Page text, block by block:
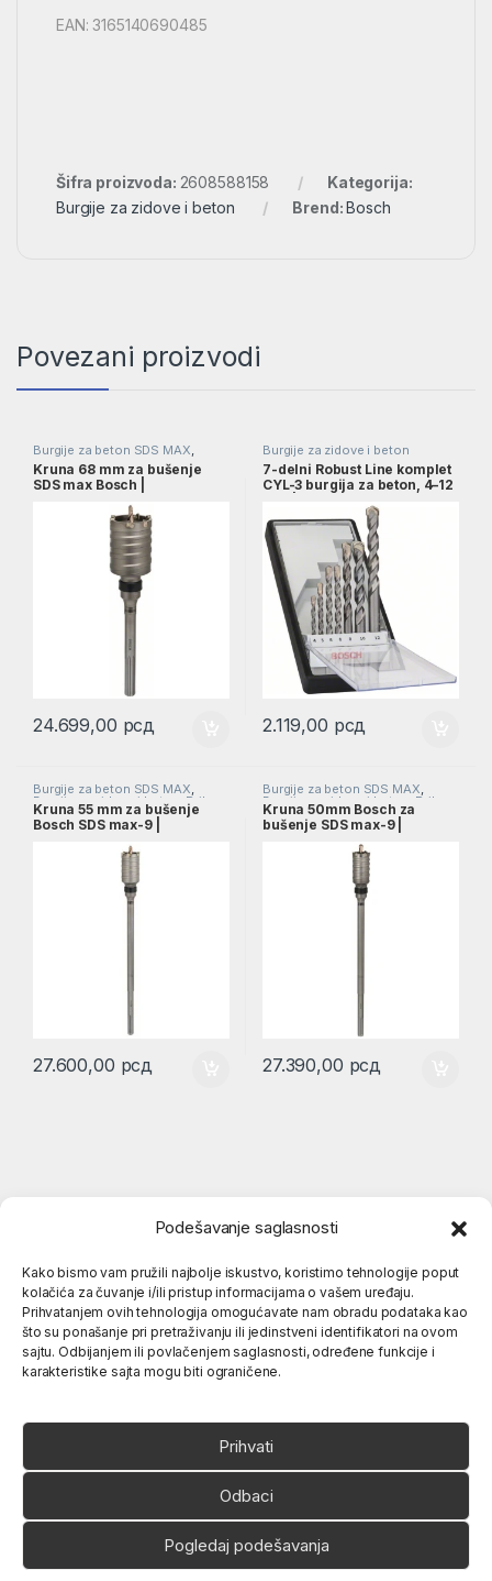
Podešavanje saglasnosti
Kako bismo vam pružili najbolje iskustvo, koristimo tehnologije poput
kolačića za čuvanje i/ili pristup informacijama o vašem uređaju.
Prihvatanjem ovih tehnologija omogućavate nam obradu podataka kao
što su ponašanje pri pretraživanju ili jedinstveni identifikatori na ovom
sajtu. Odbijanjem ili povlačenjem saglasnosti, određene funkcije i
karakteristike sajta mogu biti ograničene.
Prihvati
Odbaci
Pogledaj podešavanja
EAN: 3165140690485
Šifra proizvoda: 2608588158
Kategorija:
Burgije za zidove i beton
Brend:Bosch
Povezani proizvodi
Burgije za beton SDS MAX
Burgije za zidove i beton Pribor
Burgije
Kruna 68 mm za bušenje
SDS max Bosch |
24.699,00 рсд
Burgije za zidove i beton
7-delni Robust Line komplet
CYL-3 burgija za beton, 4–12
2.119,00 рсд
Burgije za beton SDS MAX,
Burgije za zidove i beton Pribor
Burgije
Kruna 55 mm za bušenje
Bosch SDS max-9 |
27.600,00 рсд
Burgije za beton SDS MAX,
Burgije za zidove i beton Pribor
Burgije
Kruna 50mm Bosch za
bušenje SDS max-9 |
27.390,00 рсд
Popularne kategorije
O nama
Ukoliko imate neko pitanje,
slobodno nas pozovite